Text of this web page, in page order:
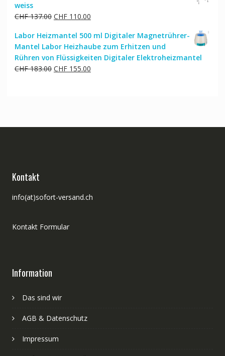
weiss
CHF137.00 Ursprünglicher
war:
CHF 137.00
CHF110.00Aktueller
ist:
CHF 110.00.
Labor Heizmantel 500 ml Digitaler Magnetrührer-
Mantel Labor Heizhaube zum Erhitzen und
Rühren von Flüssigkeiten Digitaler Elektroheizmantel
CHF183.00 Ursprünglicher
CHF155.00Aktueller
Kontakt
info(at)sofort-versand.ch
Kontakt Formular
Information
Das sind wir
AGB & Datenschutz
Impressum